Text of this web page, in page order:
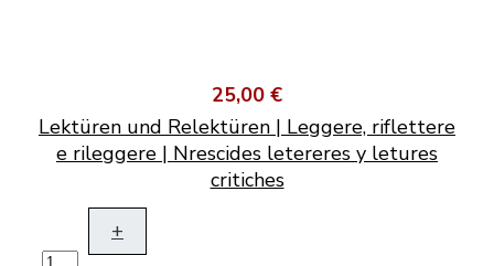
25,00 €
Lektüren und Relektüren | Leggere, riflettere
e rileggere | Nrescides letereres y letures
critiches
+